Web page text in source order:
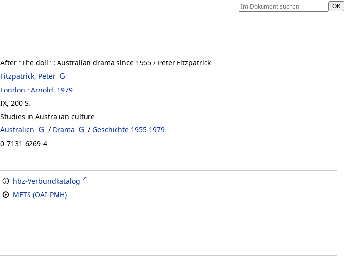
After "The doll" : Australian drama since 1955 / Peter Fitzpatrick
Fitzpatrick, Peter
London : Arnold, 1979
IX, 200 S.
Studies in Australian culture
Australien / Drama / Geschichte 1955-1979
0-7131-6269-4
hbz-Verbundkatalog
METS (OAI-PMH)